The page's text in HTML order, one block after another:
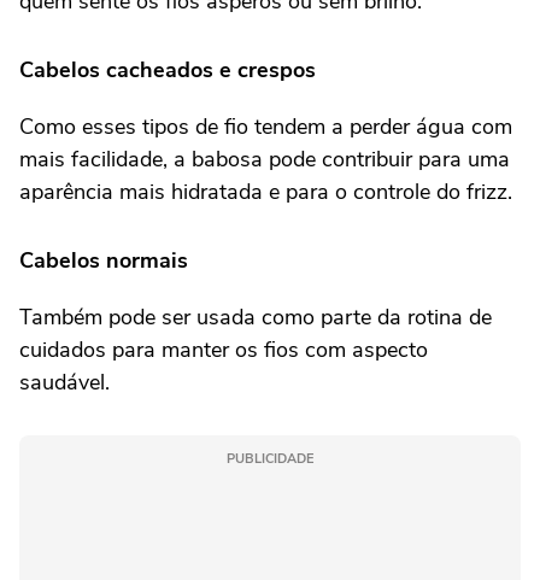
Cabelos cacheados e crespos
Como esses tipos de fio tendem a perder água com
mais facilidade, a babosa pode contribuir para uma
aparência mais hidratada e para o controle do frizz.
Cabelos normais
Também pode ser usada como parte da rotina de
cuidados para manter os fios com aspecto
saudável.
PUBLICIDADE